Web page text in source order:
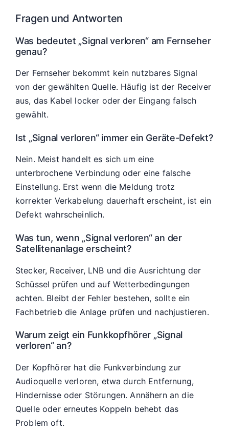
Fragen und Antworten
Was bedeutet „Signal verloren“ am Fernseher
genau?
Der Fernseher bekommt kein nutzbares Signal
von der gewählten Quelle. Häufig ist der Receiver
aus, das Kabel locker oder der Eingang falsch
gewählt.
Ist „Signal verloren“ immer ein Geräte-Defekt?
Nein. Meist handelt es sich um eine
unterbrochene Verbindung oder eine falsche
Einstellung. Erst wenn die Meldung trotz
korrekter Verkabelung dauerhaft erscheint, ist ein
Defekt wahrscheinlich.
Was tun, wenn „Signal verloren“ an der
Satellitenanlage erscheint?
Stecker, Receiver, LNB und die Ausrichtung der
Schüssel prüfen und auf Wetterbedingungen
achten. Bleibt der Fehler bestehen, sollte ein
Fachbetrieb die Anlage prüfen und nachjustieren.
Warum zeigt ein Funkkopfhörer „Signal
verloren“ an?
Der Kopfhörer hat die Funkverbindung zur
Audioquelle verloren, etwa durch Entfernung,
Hindernisse oder Störungen. Annähern an die
Quelle oder erneutes Koppeln behebt das
Problem oft.